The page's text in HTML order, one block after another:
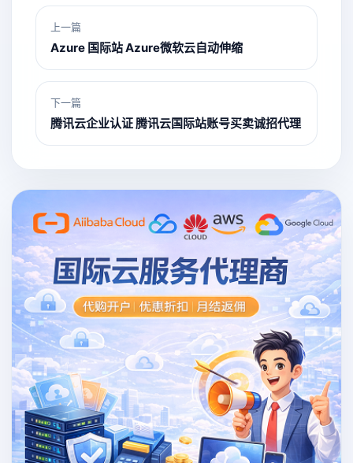
上一篇
Azure 国际站 Azure微软云自动伸缩
下一篇
腾讯云企业认证 腾讯云国际站账号买卖诚招代理